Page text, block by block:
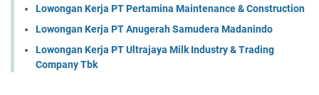
Lowongan Kerja PT Pertamina Maintenance & Construction
Lowongan Kerja PT Anugerah Samudera Madanindo
Lowongan Kerja PT Ultrajaya Milk Industry & Trading
Company Tbk